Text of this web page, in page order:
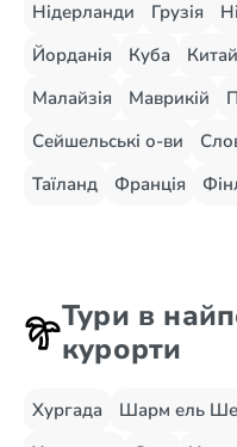
Нідерланди
Грузія
Йорданія
Куба Китай
Малайзія
Маврикій
Сейшельські о-ви
Таїланд
Франція
Тури в
курорти
Хургада Шарм ель